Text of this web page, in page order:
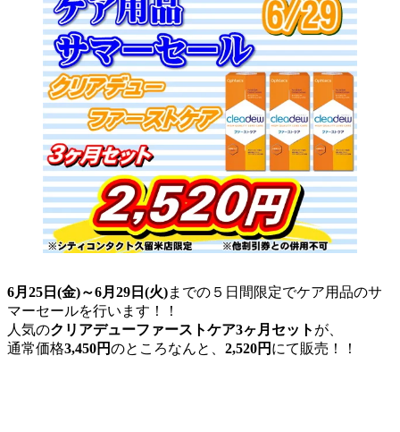
6月25日(金)～6月29日(火)までの５日間限定でケア用品のサ
マーセールを行います！！
人気のクリアデューファーストケア3ヶ月セット が、
通常価格3,450円のところなんと、 2,520円 にて販売！！